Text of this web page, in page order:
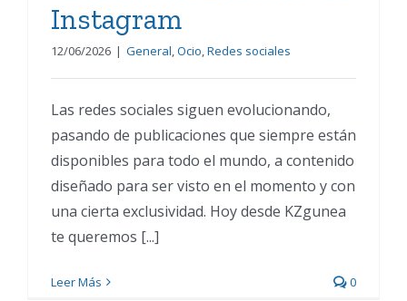
Instagram
12/06/2026 | General,Ocio,Redes sociales
Las redes sociales siguen evolucionando,
pasando de publicaciones que siempre están
disponibles para todo el mundo, a contenido
diseñado para ser visto en el momento y con
una cierta exclusividad. Hoy desde KZgunea
te queremos [...]
Leer Más 0